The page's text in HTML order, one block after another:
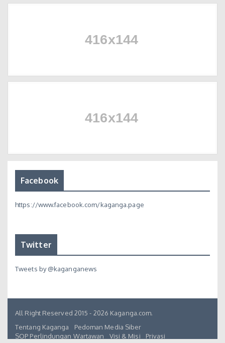
Facebook
https://www.facebook.com/kaganga.page
Twitter
Tweets by @kaganganews
All Right Reserved 2015 - 2026 Kaganga.com.
Tentang Kaganga
Pedoman Media Siber
SOP Perlindungan Wartawan
Visi & Misi
Privasi